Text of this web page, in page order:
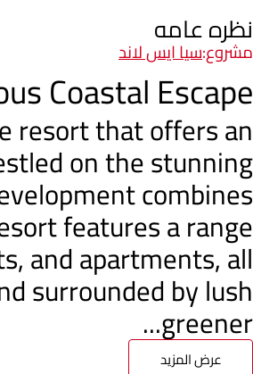
نظره عامه
مشروع:سيا ايس لاند
Coastal Escape
resort that offers an
on the stunning
combines
features a range
and apartments, all
surrounded by lush
greener...
عرض المزيد